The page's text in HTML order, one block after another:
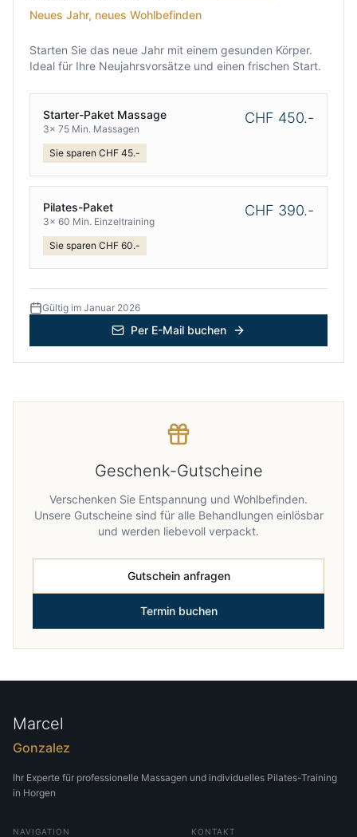
Neues Jahr, neues Wohlbefinden
Starten Sie das neue Jahr mit einem gesunden Körper.
Ideal für Ihre Neujahrsvorsätze und einen frischen Start.
Starter-Paket Massage
3x 75 Min. Massagen
CHF 450.-
Sie sparen CHF 45.-
Pilates-Paket
3x 60 Min. Einzeltraining
CHF 390.-
Sie sparen CHF 60.-
Gültig im Januar 2026
Per E-Mail buchen
Geschenk-Gutscheine
Verschenken Sie Entspannung und Wohlbefinden.
Unsere Gutscheine sind für alle Behandlungen einlösbar
und werden liebevoll verpackt.
Gutschein anfragen
Termin buchen
Marcel
Gonzalez
Ihr Experte für professionelle Massagen und individuelles Pilates-Training
in Horgen
NAVIGATION KONTAKT